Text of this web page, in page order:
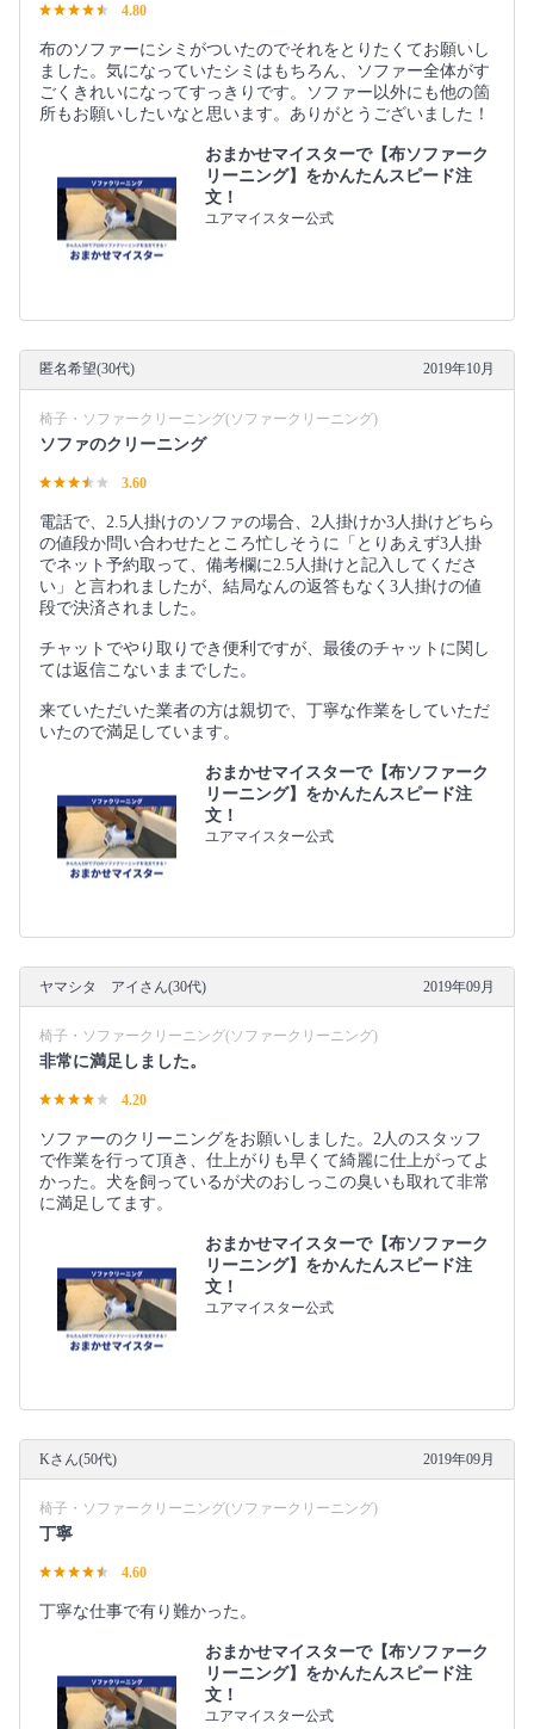
4.80
布のソファーにシミがついたのでそれをとりたくてお願いし
ました。気になっていたシミはもちろん、ソファー全体がす
ごくきれいになってすっきりです。ソファー以外にも他の箇
所もお願いしたいなと思います。ありがとうございました！
おまかせマイスターで【布ソファーク
リーニング】をかんたんスピード注
文！
ユアマイスター公式
匿名希望(30代) 2019年10月
椅子・ソファークリーニング(ソファークリーニング)
ソファのクリーニング
3.60
電話で、2.5人掛けのソファの場合、2人掛けか3人掛けどちら
の値段か問い合わせたところ忙しそうに「とりあえず3人掛
でネット予約取って、備考欄に2.5人掛けと記入してくださ
い」と言われましたが、結局なんの返答もなく3人掛けの値
段で決済されました。
チャットでやり取りでき便利ですが、最後のチャットに関し
ては返信こないままでした。
来ていただいた業者の方は親切で、丁寧な作業をしていただ
いたので満足しています。
おまかせマイスターで【布ソファーク
リーニング】をかんたんスピード注
文！
ユアマイスター公式
ヤマシタ アイさん(30代) 2019年09月
椅子・ソファークリーニング(ソファークリーニング)
非常に満足しました。
4.20
ソファーのクリーニングをお願いしました。2人のスタッフ
で作業を行って頂き、仕上がりも早くて綺麗に仕上がってよ
かった。犬を飼っているが犬のおしっこの臭いも取れて非常
に満足してます。
おまかせマイスターで【布ソファーク
リーニング】をかんたんスピード注
文！
ユアマイスター公式
Kさん(50代) 2019年09月
椅子・ソファークリーニング(ソファークリーニング)
丁寧
4.60
丁寧な仕事で有り難かった。
おまかせマイスターで【布ソファーク
リーニング】をかんたんスピード注
文！
ユアマイスター公式